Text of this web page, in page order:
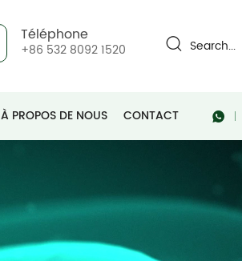
Search...
Téléphone
+86 532 8092 1520
À PROPOS DE NOUS CONTACT